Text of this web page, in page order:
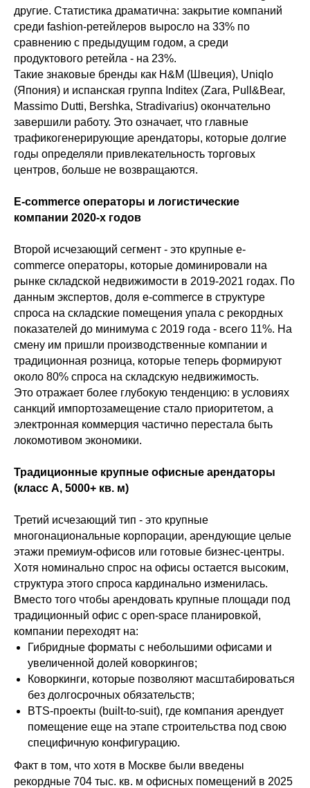
другие. Статистика драматична: закрытие компаний
среди fashion-ретейлеров выросло на 33% по
сравнению с предыдущим годом, а среди
продуктового ретейла - на 23%.
Такие знаковые бренды как H&M (Швеция), Uniqlo
(Япония) и испанская группа Inditex (Zara, Pull&Bear,
Massimo Dutti, Bershka, Stradivarius) окончательно
завершили работу. Это означает, что главные
трафикогенерирующие арендаторы, которые долгие
годы определяли привлекательность торговых
центров, больше не возвращаются.
E-commerce операторы и логистические
компании 2020-х годов
Второй исчезающий сегмент - это крупные e-
commerce операторы, которые доминировали на
рынке складской недвижимости в 2019-2021 годах. По
данным экспертов, доля e-commerce в структуре
спроса на складские помещения упала с рекордных
показателей до минимума с 2019 года - всего 11%. На
смену им пришли производственные компании и
традиционная розница, которые теперь формируют
около 80% спроса на складскую недвижимость.
Это отражает более глубокую тенденцию: в условиях
санкций импортозамещение стало приоритетом, а
электронная коммерция частично перестала быть
локомотивом экономики.
Традиционные крупные офисные арендаторы
(класс A, 5000+ кв. м)
Третий исчезающий тип - это крупные
многонациональные корпорации, арендующие целые
этажи премиум-офисов или готовые бизнес-центры.
Хотя номинально спрос на офисы остается высоким,
структура этого спроса кардинально изменилась.
Вместо того чтобы арендовать крупные площади под
традиционный офис с open-space планировкой,
компании переходят на:
Гибридные форматы с небольшими офисами и
увеличенной долей коворкингов;
Коворкинги, которые позволяют масштабироваться
без долгосрочных обязательств;
BTS-проекты (built-to-suit), где компания арендует
помещение еще на этапе строительства под свою
специфичную конфигурацию.
Факт в том, что хотя в Москве были введены
рекордные 704 тыс. кв. м офисных помещений в 2025